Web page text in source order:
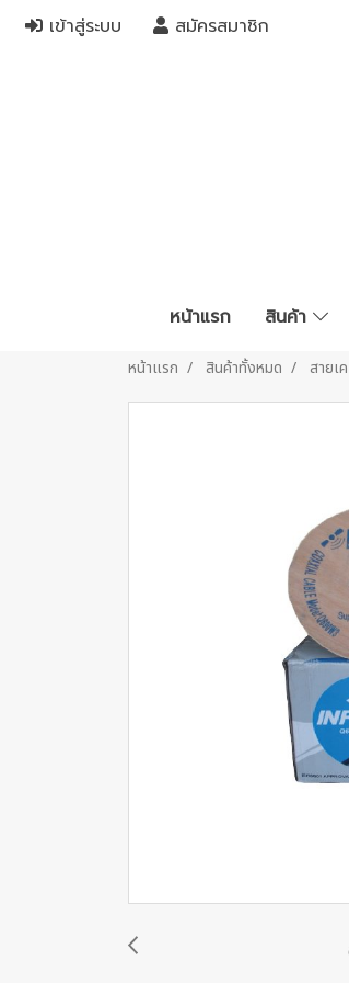
เข้าสู่ระบบ สมัครสมาชิก
หน้าแรก สินค้า
หน้าแรก สินค้าทั้งหมด สายเ